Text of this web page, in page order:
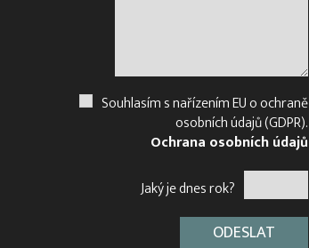
Souhlasím s nařízením EU o ochraně
osobních údajů (GDPR).
Ochrana osobních údajů
Jaký je dnes rok?